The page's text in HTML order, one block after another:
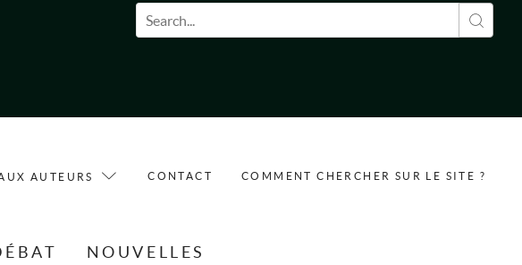
Formulaire de recherche
AUTEURS CONTACT COMMENT CHERCHER SUR LE SITE ?
NOUVELLES